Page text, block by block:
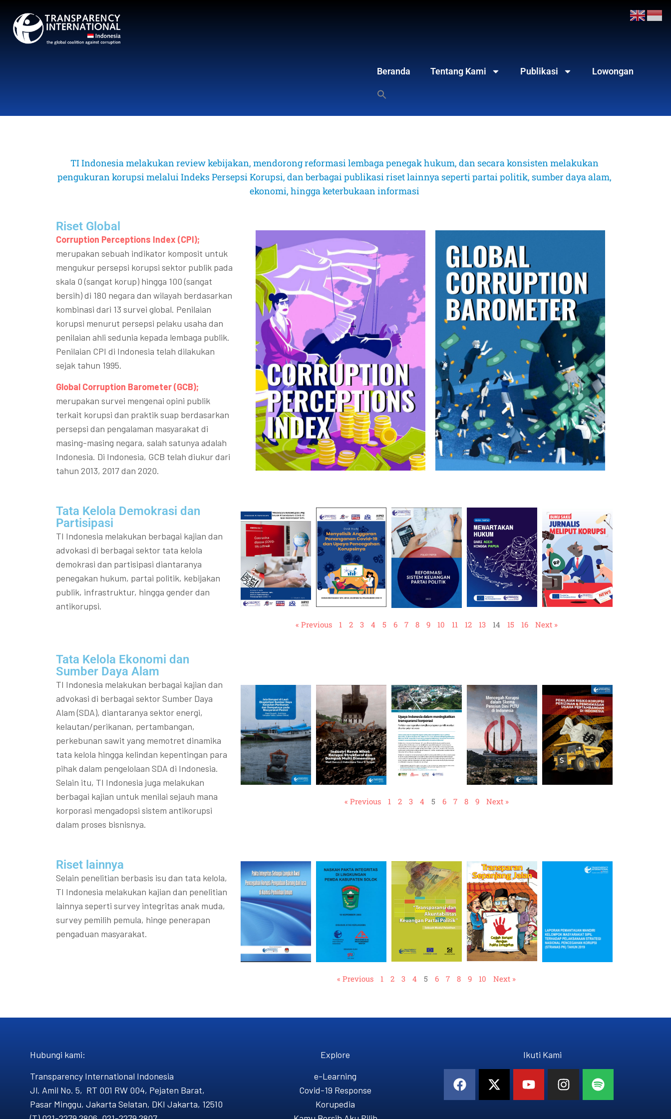
Beranda Tentang Kami Publikasi Lowongan
TI Indonesia melakukan review kebijakan, mendorong reformasi lembaga penegak hukum, dan secara konsisten melakukan
pengukuran korupsi melalui Indeks Persepsi Korupsi, dan berbagai publikasi riset lainnya seperti partai politik, sumber daya alam,
ekonomi, hingga keterbukaan informasi
Riset Global​
Corruption Perceptions Index (CPI);
merupakan sebuah indikator komposit untuk
mengukur persepsi korupsi sektor publik pada
skala 0 (sangat korup) hingga 100 (sangat
bersih) di 180 negara dan wilayah berdasarkan
kombinasi dari 13 survei global. Penilaian
korupsi menurut persepsi pelaku usaha dan
penilaian ahli sedunia kepada lembaga publik.
Penilaian CPI di Indonesia telah dilakukan
sejak tahun 1995.
Global Corruption Barometer (GCB);
merupakan survei mengenai opini publik
terkait korupsi dan praktik suap berdasarkan
persepsi dan pengalaman masyarakat di
masing-masing negara, salah satunya adalah
Indonesia. Di Indonesia, GCB telah diukur dari
tahun 2013, 2017 dan 2020.
Tata Kelola Demokrasi dan
Partisipasi​
TI Indonesia melakukan berbagai kajian dan
advokasi di berbagai sektor tata kelola
demokrasi dan partisipasi diantaranya
penegakan hukum, partai politik, kebijakan
publik, infrastruktur, hingga gender dan
antikorupsi.
« Previous 1 2 3 4 5 6 7 8 9 10 11 12 13 14 15 16 Next »
Tata Kelola Ekonomi dan
Sumber Daya Alam
TI Indonesia melakukan berbagai kajian dan
advokasi di berbagai sektor Sumber Daya
Alam (SDA), diantaranya sektor energi,
kelautan/perikanan, pertambangan,
perkebunan sawit yang memotret dinamika
tata kelola hingga kelindan kepentingan para
pihak dalam pengelolaan SDA di Indonesia.
Selain itu, TI Indonesia juga melakukan
berbagai kajian untuk menilai sejauh mana
korporasi mengadopsi sistem antikorupsi
dalam proses bisnisnya.
« Previous 1 2 3 4 5 6 7 8 9 Next »
Riset lainnya​​
Selain penelitian berbasis isu dan tata kelola,
TI Indonesia melakukan kajian dan penelitian
lainnya seperti survey integritas anak muda,
survey pemilih pemula, hinge penerapan
pengaduan masyarakat.
« Previous 1 2 3 4 5 6 7 8 9 10 Next »
Hubungi kami​:
Transparency International Indonesia
Jl. Amil No. 5, RT 001 RW 004, Pejaten Barat,
Pasar Minggu, Jakarta Selatan, DKI Jakarta, 12510
Explore
e-Learning
Covid-19 Response
Korupedia
Ikuti Kami